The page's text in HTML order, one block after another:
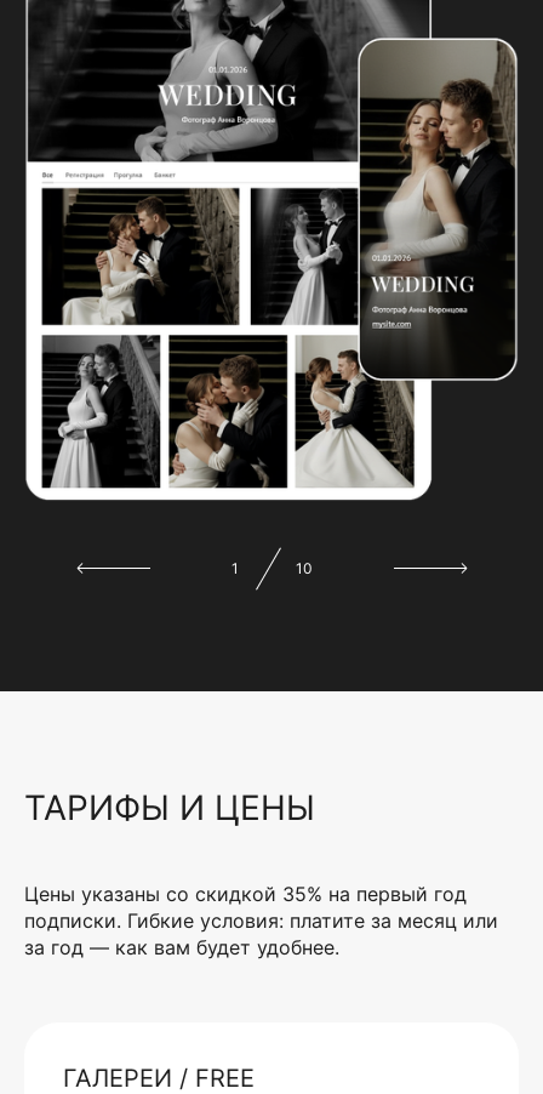
1 10
ТАРИФЫ И ЦЕНЫ
Цены указаны со скидкой 35% на первый год
подписки. Гибкие условия: платите за месяц или
за год — как вам будет удобнее.
ГАЛЕРЕИ / FREE